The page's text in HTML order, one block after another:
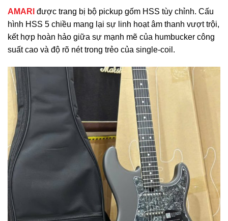
AMARl được trang bị bộ pickup gốm HSS tùy chỉnh. Cấu
hình HSS 5 chiều mang lại sự linh hoạt âm thanh vượt trội,
kết hợp hoàn hảo giữa sự mạnh mẽ của humbucker công
suất cao và độ rõ nét trong trẻo của single-coil.